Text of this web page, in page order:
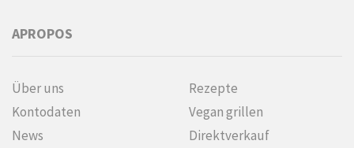
APROPOS
Über uns
Kontodaten
News
Rezepte
Vegan grillen
Direktverkauf